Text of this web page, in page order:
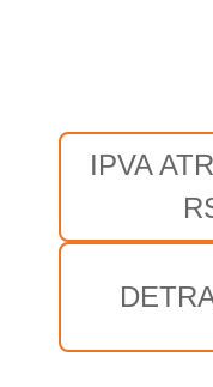
IPVA